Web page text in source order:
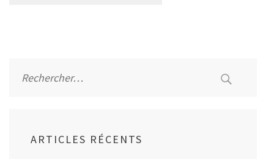
ARTICLES RÉCENTS